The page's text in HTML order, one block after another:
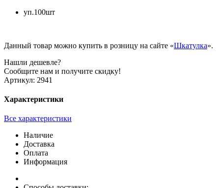
уп.100шт
Данный товар можно купить в розницу на сайте «Шкатулка».
Нашли дешевле?
Сообщите нам и получите скидку!
Артикул: 2941
Характеристики
Все характеристики
Наличие
Доставка
Оплата
Информация